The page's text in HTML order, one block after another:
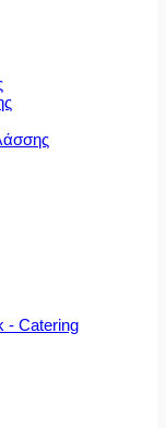
- Catering